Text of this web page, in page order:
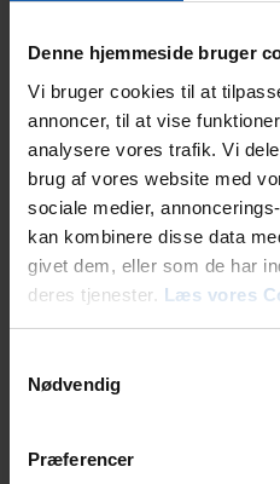
Denne hjemmeside bruger
Vi bruger cookies til at
annoncer, til at vise
analysere vores trafik. Vi
brug af vores website med
sociale medier,
kan kombinere disse data
givet dem, eller som de har
deres tjenester. Læs vores
Nødvendig
Præferencer
Alle Erfahrungsberichte anzeigen
Mietinformationen
Agentur